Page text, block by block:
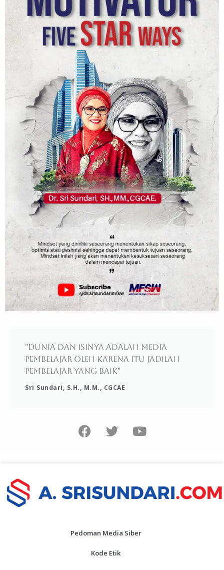
"Dunia dan isinya adalah media
pembelajar oleh karena itu jadilah
pembelajar yang baik"
Sri Sundari, S.H., M.M., CGCAE
Pedoman Media Siber
Kode Etik